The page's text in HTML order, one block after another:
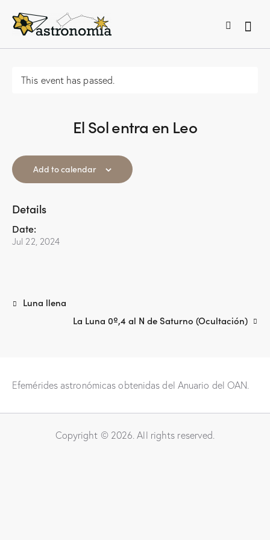
This event has passed.
El Sol entra en Leo
Add to calendar
Details
Date:
Jul 22, 2024
Luna llena
La Luna 0º,4 al N de Saturno (Ocultación)
Efemérides astronómicas obtenidas del Anuario del OAN.
Copyright © 2026. All rights reserved.